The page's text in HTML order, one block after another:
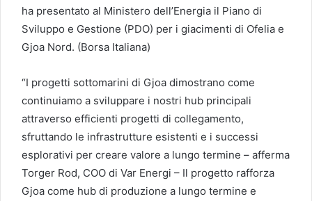
ha presentato al Ministero dell’Energia il Piano di
Sviluppo e Gestione (PDO) per i giacimenti di Ofelia e
Gjoa Nord. (Borsa Italiana)
“I progetti sottomarini di Gjoa dimostrano come
continuiamo a sviluppare i nostri hub principali
attraverso efficienti progetti di collegamento,
sfruttando le infrastrutture esistenti e i successi
esplorativi per creare valore a lungo termine – afferma
Torger Rod, COO di Var Energi – Il progetto rafforza
Gjoa come hub di produzione a lungo termine e